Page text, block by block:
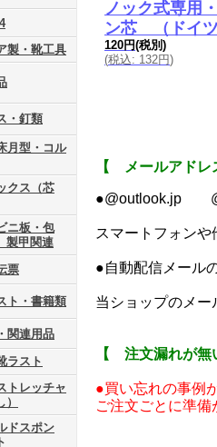
製・靴工具
・釘類
月型・コル
クス（芯
ニ板・包
製甲関連
票
ト・書籍類
関連用品
ラスト
トレッチャ
ドスポン
ノック式専用
ン芯 （ドイツ
120円(税別)
(税込: 132円)
【 メールアドレ
●@outlook.jp
スマートフォンや
●自動配信メール
当ショップのメ
【 注文漏れが無
●買い忘れの事例
ご注文ごとに準備